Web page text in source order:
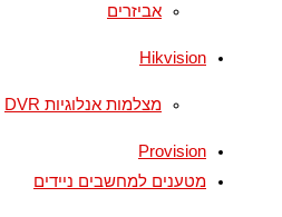
אביזרים
Hikvision
מצלמות אנלוגיות DVR
Provision
מטענים למחשבים ניידים